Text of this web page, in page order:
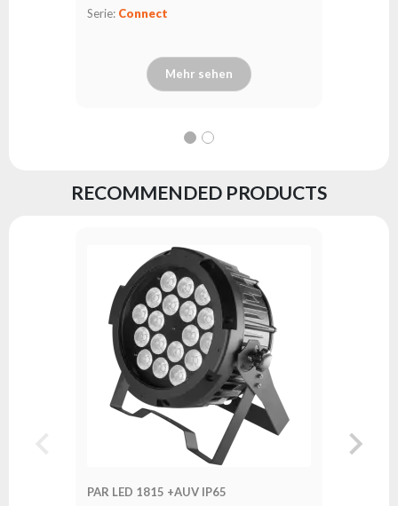
Serie: Connect
Mehr sehen
RECOMMENDED PRODUCTS
PAR LED 1815 +AUV IP65